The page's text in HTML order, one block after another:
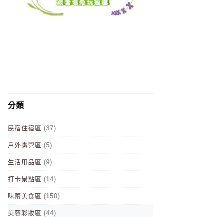
分類
民宿住宿區 (37)
戶外露營區 (5)
生活用品區 (9)
打卡景點區 (14)
味蕾美食區 (150)
美容彩妝區 (44)